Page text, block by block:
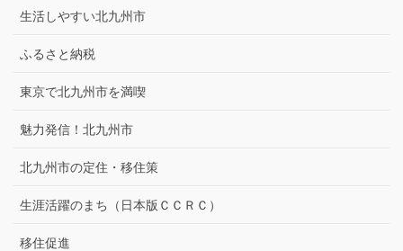
生活しやすい北九州市
ふるさと納税
東京で北九州市を満喫
魅力発信！北九州市
北九州市の定住・移住策
生涯活躍のまち（日本版ＣＣＲＣ）
移住促進